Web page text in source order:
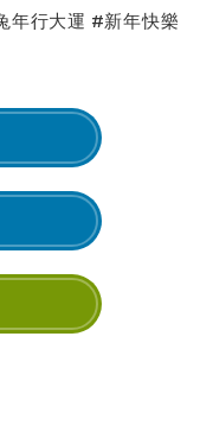
年行大運 #新年快樂